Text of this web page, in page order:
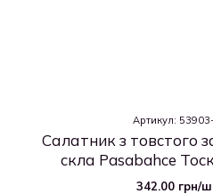
Артикул:
Салатник з товстого
скла Pasabahce
(53903)
342.00 грн/